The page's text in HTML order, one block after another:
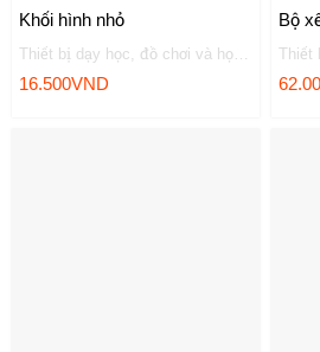
Thiết bị dạy học, đồ chơi và học liệu
Khối hình nhỏ
16.500VND
Bộ